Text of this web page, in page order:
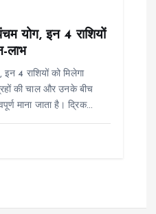
योग, इन 4 राशियों
लाभ
4 राशियों को मिलेगा
की चाल और उनके बीच
माना जाता है। द्रिक…